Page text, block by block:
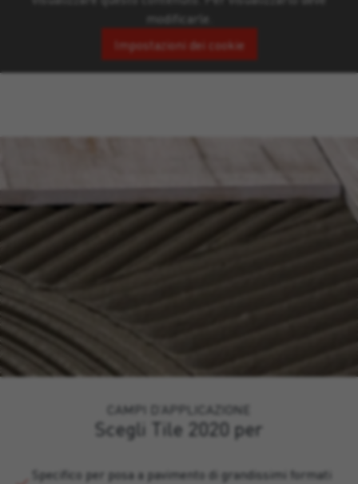
modificarle.
Impostazioni dei cookie
CAMPI D’APPLICAZIONE
Scegli Tile 2020 per
Specifico per posa a pavimento di grandissimi formati